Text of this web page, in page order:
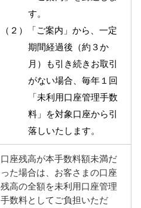
す。
（２）「ご案内」から、一定
期間経過後（約３か
月）も引き続きお取引
がない場合、毎年１回
「未利用口座管理手数
料」を対象口座から引
落しいたします。
口座残高が本手数料額未満だ
った場合は、お客さまの口座
残高の全額を未利用口座管理
手数料としてご負担いただ